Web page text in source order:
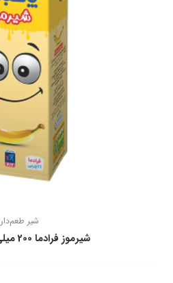
شیر طعم‌دار
شیرموز فرادما 200 میلی لیتر پاکبان